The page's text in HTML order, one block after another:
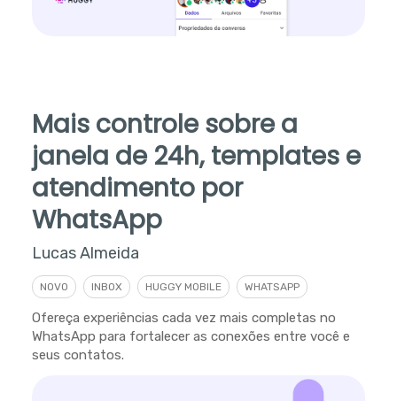
Mais controle sobre a
janela de 24h, templates e
atendimento por
WhatsApp
Lucas Almeida
NOVO INBOX HUGGY MOBILE WHATSAPP
Ofereça experiências cada vez mais completas no
WhatsApp para fortalecer as conexões entre você e
seus contatos.